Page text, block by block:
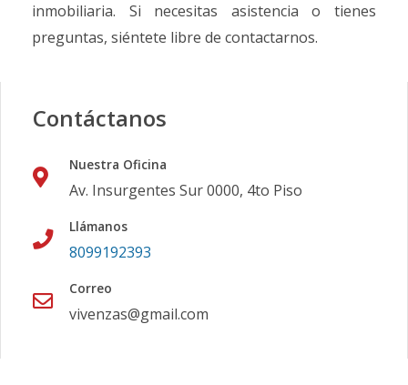
inmobiliaria. Si necesitas asistencia o tienes
preguntas, siéntete libre de contactarnos.
Contáctanos
Nuestra Oficina
Av. Insurgentes Sur 0000, 4to Piso
Llámanos
8099192393
Correo
vivenzas@gmail.com